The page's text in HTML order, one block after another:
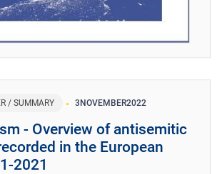
/ SUMMARY 3NOVEMBER2022
- Overview of antisemitic
in the European
2021